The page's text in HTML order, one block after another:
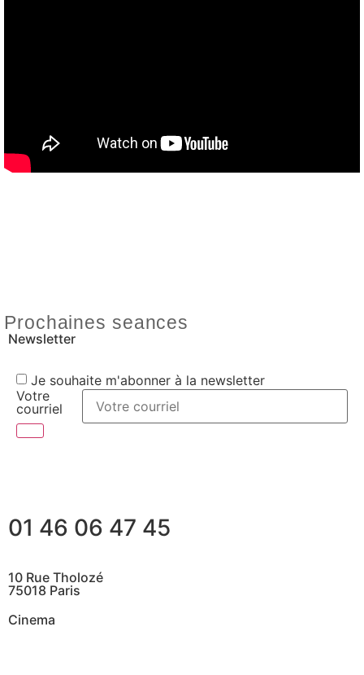
Prochaines seances
Newsletter
Je souhaite m'abonner à la newsletter
Votre
courriel
01 46 06 47 45
10 Rue Tholozé
75018 Paris
Cinema